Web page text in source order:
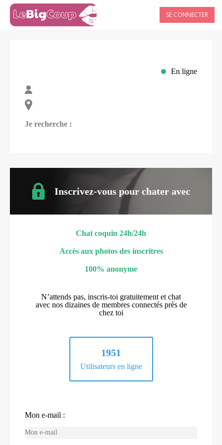
SE CONNECTER
En ligne
Je recherche :
Inscrivez-vous pour chater avec
Chat coquin 24h/24h
Accès aux photos des inscritres
100% anonyme
N’attends pas, inscris-toi gratuitement et chat
avec nos dizaines de membres connectés près de
chez toi
1951
Utilisateurs en ligne
Mon e-mail :